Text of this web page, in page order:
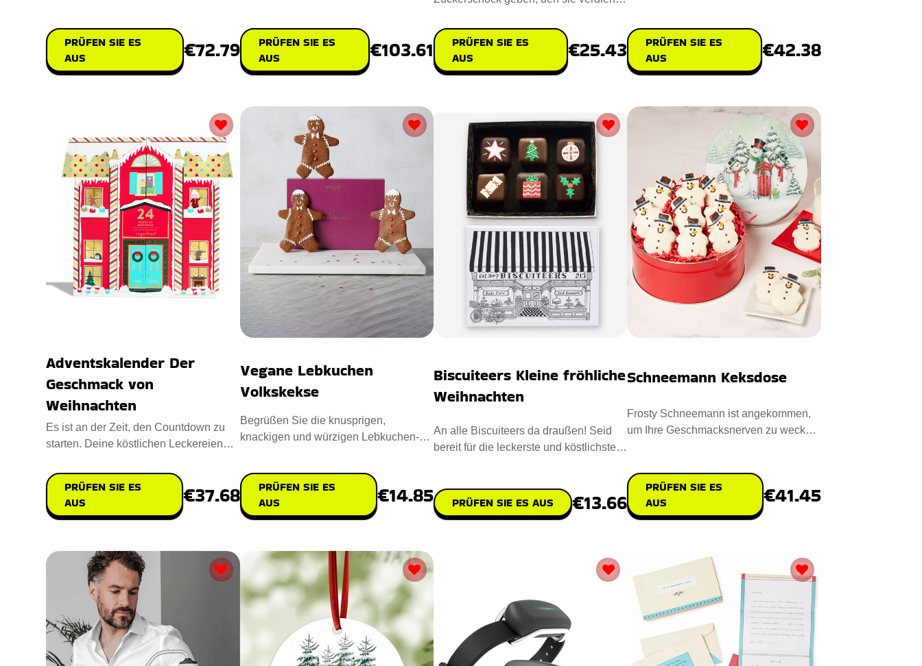
PRÜFEN SIE ES
AUS
€72.79
PRÜFEN SIE ES
AUS
€103.61
PRÜFEN SIE ES
AUS
€25.43
PRÜFEN SIE ES
AUS
€42.38
Adventskalender Der
Geschmack von
Weihnachten
Es ist an der Zeit, den Countdown zu
starten. Deine köstlichen Leckereien
PRÜFEN SIE ES
AUS
€37.68
Vegane Lebkuchen
Volkskekse
Begrüßen Sie die knusprigen,
knackigen und würzigen Lebkuchen-
PRÜFEN SIE ES
AUS
€14.85
Biscuiteers Kleine fröhliche
Weihnachten
An alle Biscuiteers da draußen! Seid
bereit für die leckerste und köstlichste
PRÜFEN SIE ES AUS €13.66
Schneemann Keksdose
Frosty Schneemann ist angekommen,
um Ihre Geschmacksnerven zu wecken.
PRÜFEN SIE ES
AUS
€41.45